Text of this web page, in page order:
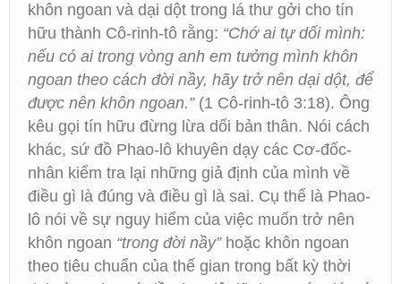
khôn ngoan và dại dột trong lá thư gởi cho tín
hữu thành Cô-rinh-tô rằng: “Chớ ai tự dối mình:
nếu có ai trong vòng anh em tưởng mình khôn
ngoan theo cách đời nầy, hãy trở nên dại dột, để
được nên khôn ngoan.”(1 Cô-rinh-tô 3:18). Ông
kêu gọi tín hữu đừng lừa dối bản thân. Nói cách
khác, sứ đồ Phao-lô khuyên dạy các Cơ-đốc-
nhân kiểm tra lại những giả định của mình về
điều gì là đúng và điều gì là sai. Cụ thể là Phao-
lô nói về sự nguy hiểm của việc muốn trở nên
khôn ngoan “trong đời nầy” hoặc khôn ngoan
theo tiêu chuẩn của thế gian trong bất kỳ thời